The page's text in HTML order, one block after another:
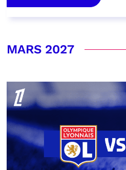
MARS 2027